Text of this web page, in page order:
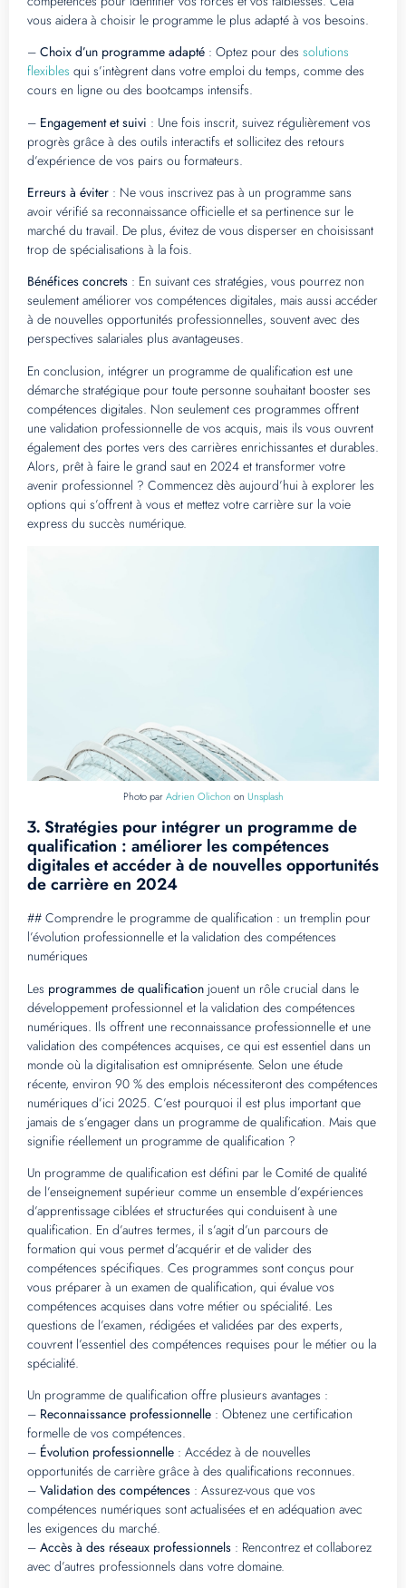
vous aidera à choisir le programme le plus adapté à vos besoins.
– Choix d’un programme adapté : Optez pour des solutions
flexibles qui s’intègrent dans votre emploi du temps, comme des
cours en ligne ou des bootcamps intensifs.
– Engagement et suivi : Une fois inscrit, suivez régulièrement vos
progrès grâce à des outils interactifs et sollicitez des retours
d’expérience de vos pairs ou formateurs.
Erreurs à éviter : Ne vous inscrivez pas à un programme sans
avoir vérifié sa reconnaissance officielle et sa pertinence sur le
marché du travail. De plus, évitez de vous disperser en choisissant
trop de spécialisations à la fois.
Bénéfices concrets : En suivant ces stratégies, vous pourrez non
seulement améliorer vos compétences digitales, mais aussi accéder
à de nouvelles opportunités professionnelles, souvent avec des
perspectives salariales plus avantageuses.
En conclusion, intégrer un programme de qualification est une
démarche stratégique pour toute personne souhaitant booster ses
compétences digitales. Non seulement ces programmes offrent
une validation professionnelle de vos acquis, mais ils vous ouvrent
également des portes vers des carrières enrichissantes et durables.
Alors, prêt à faire le grand saut en 2024 et transformer votre
avenir professionnel ? Commencez dès aujourd’hui à explorer les
options qui s’offrent à vous et mettez votre carrière sur la voie
express du succès numérique.
Photo parAdrien Olichon on Unsplash
3. Stratégies pour intégrer un programme de
qualification : améliorer les compétences
digitales et accéder à de nouvelles opportunités
de carrière en 2024
## Comprendre le programme de qualification : un tremplin pour
l’évolution professionnelle et la validation des compétences
numériques
Les programmes de qualification jouent un rôle crucial dans le
développement professionnel et la validation des compétences
numériques. Ils offrent une reconnaissance professionnelle et une
validation des compétences acquises, ce qui est essentiel dans un
monde où la digitalisation est omniprésente. Selon une étude
récente, environ 90 % des emplois nécessiteront des compétences
numériques d’ici 2025. C’est pourquoi il est plus important que
jamais de s’engager dans un programme de qualification. Mais que
signifie réellement un programme de qualification ?
Un programme de qualification est défini par le Comité de qualité
de l’enseignement supérieur comme un ensemble d’expériences
d’apprentissage ciblées et structurées qui conduisent à une
qualification. En d’autres termes, il s’agit d’un parcours de
formation qui vous permet d’acquérir et de valider des
compétences spécifiques. Ces programmes sont conçus pour
vous préparer à un examen de qualification, qui évalue vos
compétences acquises dans votre métier ou spécialité. Les
questions de l’examen, rédigées et validées par des experts,
couvrent l’essentiel des compétences requises pour le métier ou la
spécialité.
Un programme de qualification offre plusieurs avantages :
– Reconnaissance professionnelle : Obtenez une certification
formelle de vos compétences.
– Évolution professionnelle : Accédez à de nouvelles
opportunités de carrière grâce à des qualifications reconnues.
– Validation des compétences : Assurez-vous que vos
compétences numériques sont actualisées et en adéquation avec
les exigences du marché.
– Accès à des réseaux professionnels : Rencontrez et collaborez
avec d’autres professionnels dans votre domaine.